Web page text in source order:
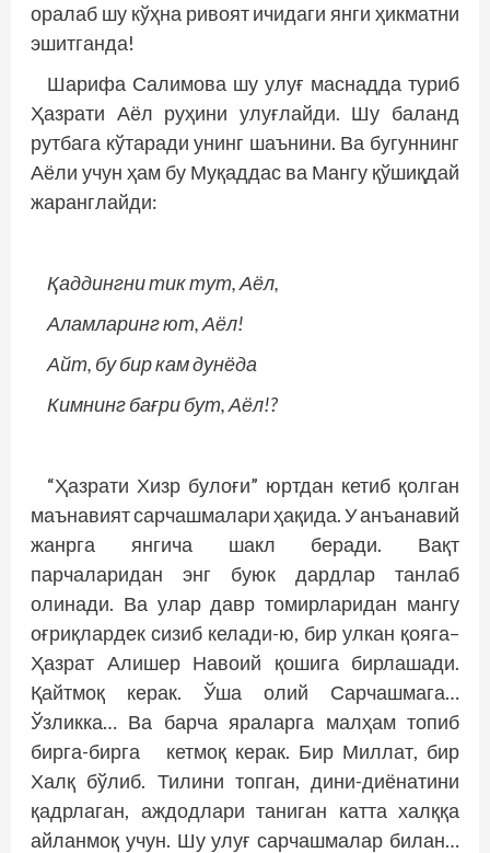
оралаб шу кўҳна ривоят ичидаги янги ҳикматни
эшитганда!
Шарифа Салимова шу улуғ маснадда туриб
Ҳазрати Аёл руҳини улуғлайди. Шу баланд
рутбага кўтаради унинг шаънини. Ва бугуннинг
Аёли учун ҳам бу Муқаддас ва Мангу қўшиқдай
жаранглайди:
Қаддингни тик тут, Аёл,
Аламларинг ют, Аёл!
Айт, бу бир кам дунёда
Кимнинг бағри бут, Аёл!?
“Ҳазрати Хизр булоғи” юртдан кетиб қолган
маънавият сарчашмалари ҳақида. У анъанавий
жанрга янгича шакл беради. Вақт
парчаларидан энг буюк дардлар танлаб
олинади. Ва улар давр томирларидан мангу
оғриқлардек сизиб келади-ю, бир улкан қояга–
Ҳазрат Алишер Навоий қошига бирлашади.
Қайтмоқ керак. Ўша олий Сарчашмага…
Ўзликка… Ва барча яраларга малҳам топиб
бирга-бирга кетмоқ керак. Бир Миллат, бир
Халқ бўлиб. Тилини топ­ган, дини-диёнатини
қадрлаган, аждодлари таниган катта халққа
айланмоқ учун. Шу улуғ сарчашмалар билан…